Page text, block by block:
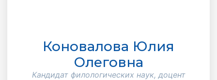
Коновалова Юлия
Олеговна
Кандидат филологических наук, доцент